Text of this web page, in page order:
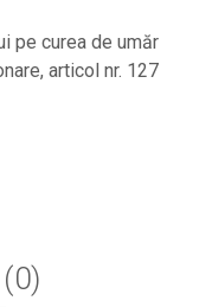
pe curea de umăr
articol nr. 127
(0)